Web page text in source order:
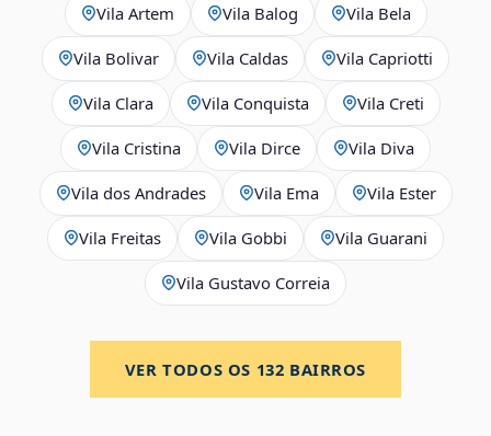
Vila Artem Vila Balog Vila Bela
Vila Bolivar Vila Caldas Vila Capriotti
Vila Clara Vila Conquista Vila Creti
Vila Cristina Vila Dirce Vila Diva
Vila dos Andrades Vila Ema Vila Ester
Vila Freitas Vila Gobbi Vila Guarani
Vila Gustavo Correia
VER TODOS OS 132 BAIRROS